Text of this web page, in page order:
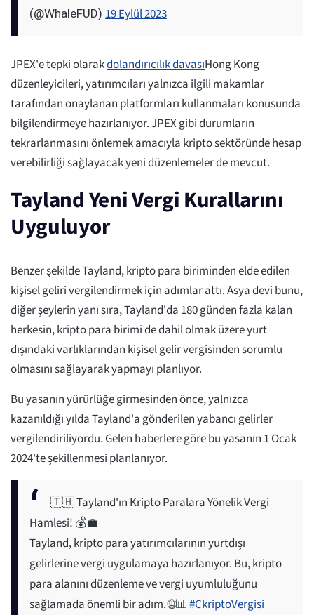
(@WhaleFUD) 19 Eylül 2023
JPEX'e tepki olarakdolandırıcılık davasıHong Kong
düzenleyicileri, yatırımcıları yalnızca ilgili makamlar
tarafından onaylanan platformları kullanmaları konusunda
bilgilendirmeye hazırlanıyor. JPEX gibi durumların
tekrarlanmasını önlemek amacıyla kripto sektöründe hesap
verebilirliği sağlayacak yeni düzenlemeler de mevcut.
Tayland Yeni Vergi Kurallarını
Uyguluyor
Benzer şekilde Tayland, kripto para biriminden elde edilen
kişisel geliri vergilendirmek için adımlar attı. Asya devi bunu,
diğer şeylerin yanı sıra, Tayland'da 180 günden fazla kalan
herkesin, kripto para birimi de dahil olmak üzere yurt
dışındaki varlıklarından kişisel gelir vergisinden sorumlu
olmasını sağlayarak yapmayı planlıyor.
Bu yasanın yürürlüğe girmesinden önce, yalnızca
kazanıldığı yılda Tayland'a gönderilen yabancı gelirler
vergilendiriliyordu. Gelen haberlere göre bu yasanın 1 Ocak
2024'te şekillenmesi planlanıyor.
🇹🇭 Tayland'ın Kripto Paralara Yönelik Vergi
Hamlesi! 💰💼
Tayland, kripto para yatırımcılarının yurtdışı
gelirlerine vergi uygulamaya hazırlanıyor. Bu, kripto
para alanını düzenleme ve vergi uyumluluğunu
sağlamada önemli bir adım. 🌐📊#CkriptoVergisi